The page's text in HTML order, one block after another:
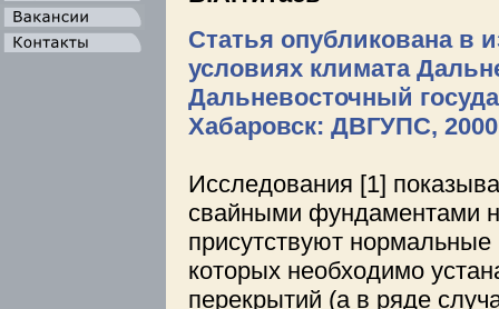
Статья опубликована в
условиях климата
Дальневосточный
Хабаровск: ДВГУПС,
Исследования [1]
свайными фундаментами
присутствуют
которых необходимо
перекрытий (а в ряде